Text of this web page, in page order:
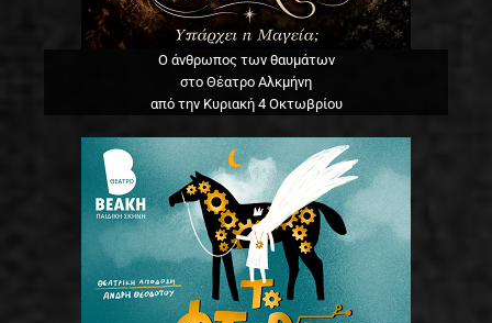
Ο άνθρωπος των θαυμάτων
στο Θέατρο Αλκμήνη
από την Κυριακή 4 Οκτωβρίου